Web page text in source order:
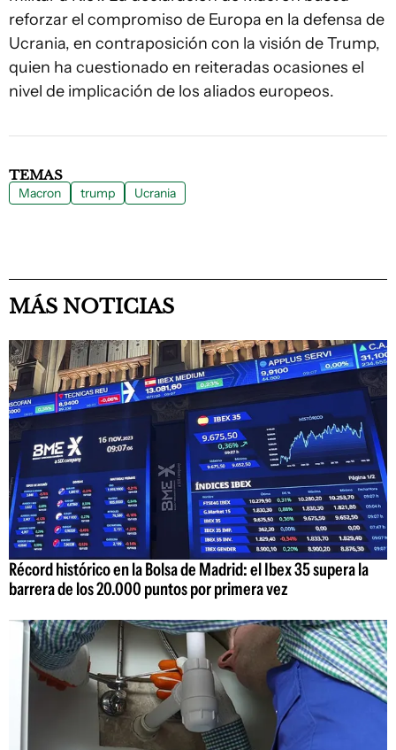
reforzar el compromiso de Europa en la defensa de
Ucrania, en contraposición con la visión de Trump,
quien ha cuestionado en reiteradas ocasiones el
nivel de implicación de los aliados europeos.
TEMAS
Macron trump Ucrania
MÁS NOTICIAS
Récord histórico en la Bolsa de Madrid: el Ibex 35 supera la
barrera de los 20.000 puntos por primera vez